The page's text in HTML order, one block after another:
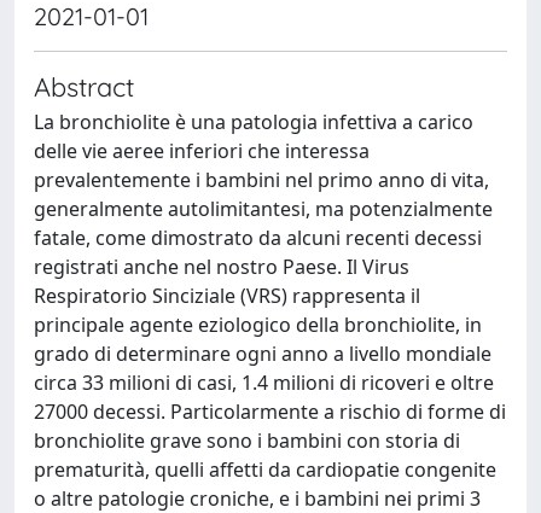
2021-01-01
Abstract
La bronchiolite è una patologia infettiva a carico
delle vie aeree inferiori che interessa
prevalentemente i bambini nel primo anno di vita,
generalmente autolimitantesi, ma potenzialmente
fatale, come dimostrato da alcuni recenti decessi
registrati anche nel nostro Paese. Il Virus
Respiratorio Sinciziale (VRS) rappresenta il
principale agente eziologico della bronchiolite, in
grado di determinare ogni anno a livello mondiale
circa 33 milioni di casi, 1.4 milioni di ricoveri e oltre
27000 decessi. Particolarmente a rischio di forme di
bronchiolite grave sono i bambini con storia di
prematurità, quelli affetti da cardiopatie congenite
o altre patologie croniche, e i bambini nei primi 3